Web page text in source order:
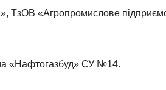
ТзОВ «Агропромислове
«Нафтогазбуд» СУ №14.